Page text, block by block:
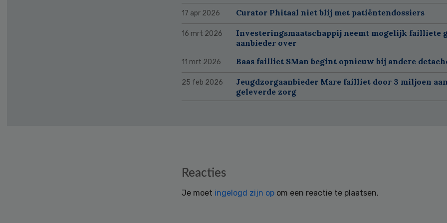
17 apr 2026 Curator Phitaal niet blij met patiëntendossiers
16 mrt 2026
Investeringsmaatschappij neemt mogelijk failliete
aanbieder over
11 mrt 2026 Baas failliet SMan begint opnieuw bij andere
25 feb 2026
Jeugdzorgaanbieder Mare failliet door 3 miljoen
geleverde zorg
Reacties
Je moet ingelogd zijn op om een reactie te plaatsen.